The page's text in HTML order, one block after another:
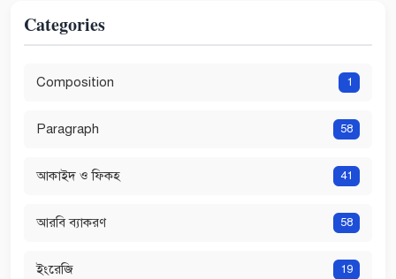
Categories
Composition 1
Paragraph 58
আকাইদ ও ফিকহ 41
আরবি ব্যাকরণ 58
ইংরেজি 19